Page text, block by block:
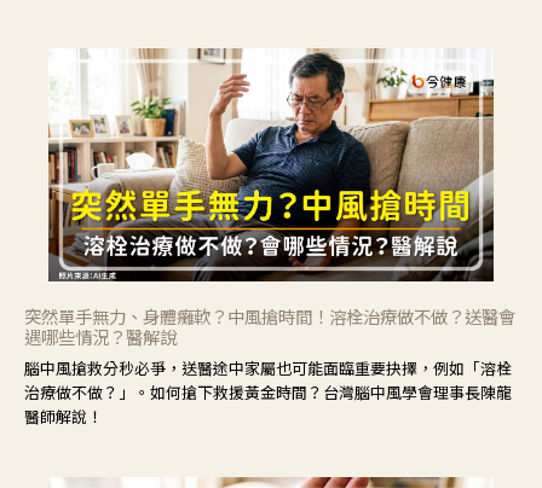
突然單手無力、身體癱軟？中風搶時間！溶栓治療做不做？送醫會
遇哪些情況？醫解說
腦中風搶救分秒必爭，送醫途中家屬也可能面臨重要抉擇，例如「溶栓
治療做不做？」。如何搶下救援黃金時間？台灣腦中風學會理事長陳龍
醫師解說！